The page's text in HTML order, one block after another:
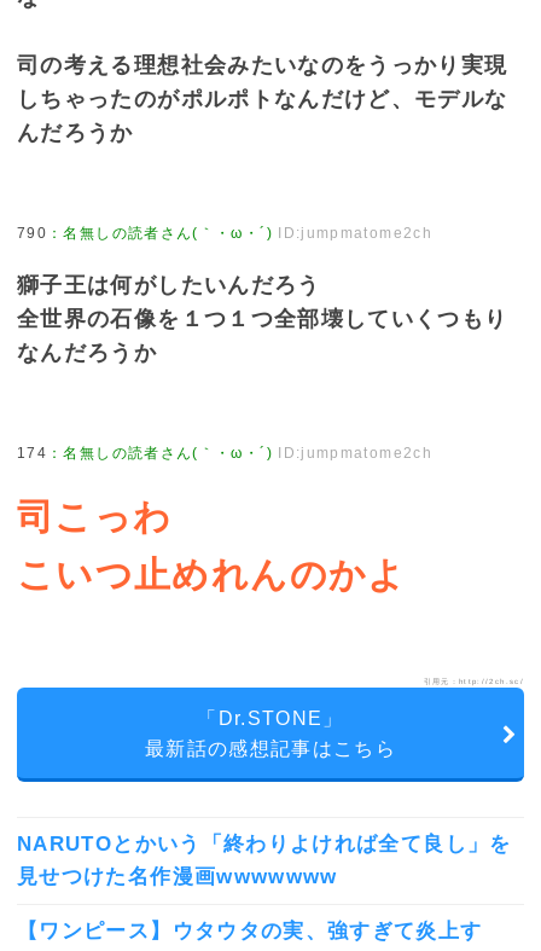
司の考える理想社会みたいなのをうっかり実現
しちゃったのがポルポトなんだけど、モデルな
んだろうか
790 ：名無しの読者さん(｀・ω・´) ID:jumpmatome2ch
獅子王は何がしたいんだろう
全世界の石像を１つ１つ全部壊していくつもり
なんだろうか
174 ：名無しの読者さん(｀・ω・´) ID:jumpmatome2ch
司こっわ
こいつ止めれんのかよ
引用元：http://2ch.sc/
「Dr.STONE」
最新話の感想記事はこちら
NARUTOとかいう「終わりよければ全て良し」を
見せつけた名作漫画wwwwwww
【ワンピース】ウタウタの実、強すぎて炎上す